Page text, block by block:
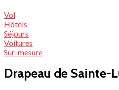
Vol
Hôtels
Séjours
Voitures
Sur-mesure
Drapeau de Sainte-